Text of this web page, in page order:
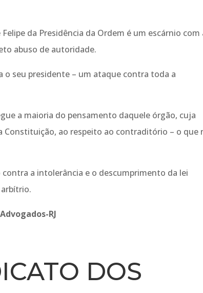
da Presidência da Ordem é um escárnio com
abuso de autoridade.
seu presidente – um ataque contra toda a
a maioria do pensamento daquele órgão, cuja
Constituição, ao respeito ao contraditório – o que
a intolerância e o descumprimento da lei
RJ
DOS